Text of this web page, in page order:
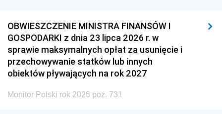
OBWIESZCZENIE MINISTRA FINANSÓW I
GOSPODARKI z dnia 23 lipca 2026 r. w
sprawie maksymalnych opłat za usunięcie i
przechowywanie statków lub innych
obiektów pływających na rok 2027
Monitor Polski rok 2026 poz. 731